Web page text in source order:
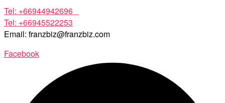
Tel: +66944942696
Tel: +66945522253
Email: franzbiz@franzbiz.com
Facebook